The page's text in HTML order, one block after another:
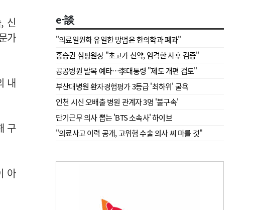
신
가
내
구
아
e-談
"의료일원화 유일한 방법은 한의학과 폐과"
홍승권 심평원장 " 초고가 신약, 엄격한 사후 검증"
공공병원 발목 예타…李대통령 "제도 개편 검토"
부산대병원 환자경험평가 3등급 '최하위' 굴욕
인천 시신 오배출 병원 관계자 3명 '불구속'
단기근무 의사 뽑는 'BTS 소속사' 하이브
"의료사고 이력 공개, 고위험 수술 의사 씨 마를 것"